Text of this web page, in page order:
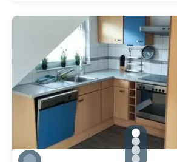
Zu Slide 1
Zu Slide